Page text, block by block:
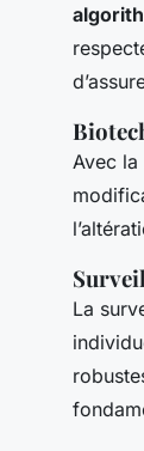
Avec
La